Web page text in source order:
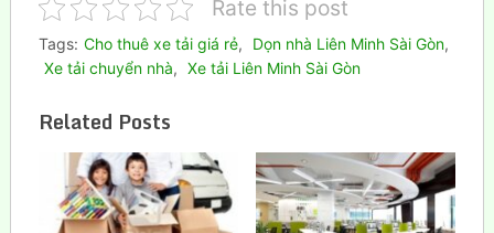
Rate this post
Tags: Cho thuê xe tải giá rẻ, Dọn nhà Liên Minh Sài Gòn,
Xe tải chuyển nhà, Xe tải Liên Minh Sài Gòn
Related Posts